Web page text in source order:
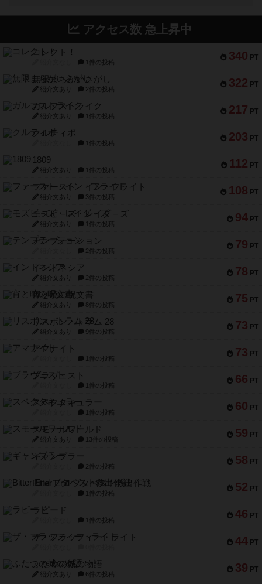
アクセス数 急上昇中
340 PT
コレクト！
1件の投稿
322 PT
無限まちがいさがし
紹介文あり 2件の投稿
217 PT
ガルフストライク
紹介文あり 1件の投稿
203 PT
クルティボ
1件の投稿
112 PT
1809
紹介文あり 1件の投稿
108 PT
ファースト・イン・フライト
紹介文あり 3件の投稿
94 PT
モズビ－ズ・レイダ－ズ
紹介文あり 1件の投稿
79 PT
テンプテーション
2件の投稿
78 PT
インドネシア
紹介文あり 2件の投稿
75 PT
宵と暁の呪文書
紹介文あり 8件の投稿
73 PT
リスボン・トラム 28
紹介文あり 9件の投稿
73 PT
アマナイト
1件の投稿
66 PT
ブラヴェスト
1件の投稿
60 PT
スペクタキュラー
1件の投稿
59 PT
スモールワールド
紹介文あり 13件の投稿
58 PT
ギャンブラー
2件の投稿
52 PT
Bitter End ブタペスト救出作戦
1件の投稿
46 PT
ラピード
1件の投稿
44 PT
ザ・フラッフィー・ライト
39 PT
ふたつの城の物語
紹介文あり 6件の投稿